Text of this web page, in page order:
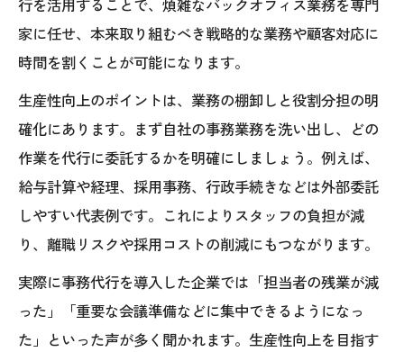
行を活用することで、煩雑なバックオフィス業務を専門
家に任せ、本来取り組むべき戦略的な業務や顧客対応に
時間を割くことが可能になります。
生産性向上のポイントは、業務の棚卸しと役割分担の明
確化にあります。まず自社の事務業務を洗い出し、どの
作業を代行に委託するかを明確にしましょう。例えば、
給与計算や経理、採用事務、行政手続きなどは外部委託
しやすい代表例です。これによりスタッフの負担が減
り、離職リスクや採用コストの削減にもつながります。
実際に事務代行を導入した企業では「担当者の残業が減
った」「重要な会議準備などに集中できるようになっ
た」といった声が多く聞かれます。生産性向上を目指す